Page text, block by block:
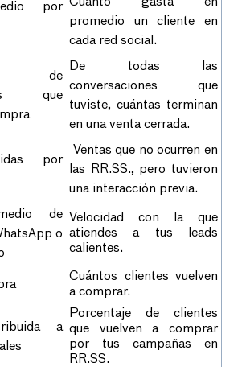
por
promedio un cliente en
cada red social.
de
que
De todas las
conversaciones que
tuviste, cuántas terminan
en una venta cerrada.
por
Ventas que no ocurren en
las RR.SS., pero tuvieron
una interacción previa.
de
o
Velocidad con la que
atiendes a tus leads
calientes.
Cuántos clientes vuelven
a comprar.
a
Porcentaje de clientes
que vuelven a comprar
por tus campañas en
RR.SS.